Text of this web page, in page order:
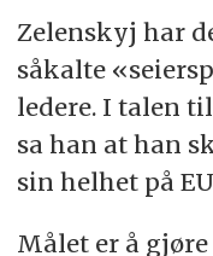
Zelenskyj har
såkalte
ledere. I talen
sa han at han
sin helhet på
Målet er å